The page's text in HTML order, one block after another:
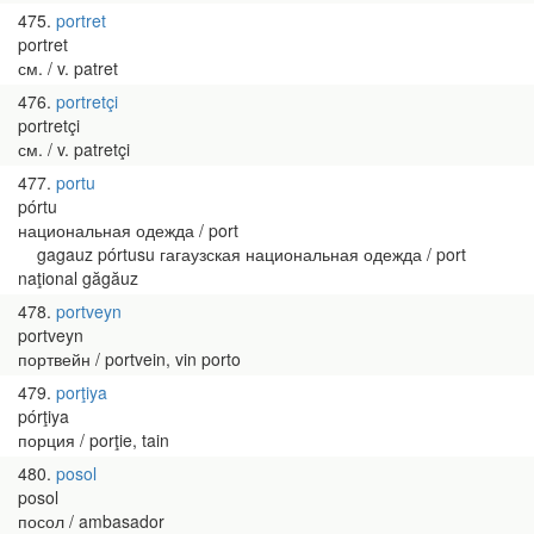
475 portret
portret
см. / v. patret
476 portretçi
portretçi
см. / v. patretçi
477 portu
pórtu
национальная одежда / port
gagauz pórtusu гагаузская национальная одежда / port
naţional găgăuz
478 portveyn
portveyn
портвейн / portvein, vin porto
479 porţiya
pórţiya
порция / porţie, tain
480 posol
posol
посол / ambasador